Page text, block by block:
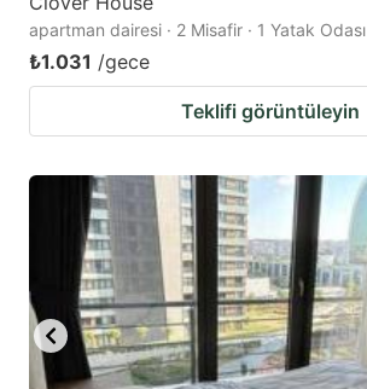
apartman dairesi · 2 Misafir · 1 Yatak Odası
₺1.031 /gece
Teklifi görüntüleyin